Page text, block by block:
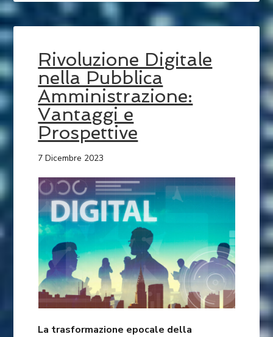
Rivoluzione Digitale
nella Pubblica
Amministrazione:
Vantaggi e
Prospettive
7 Dicembre 2023
La trasformazione epocale della